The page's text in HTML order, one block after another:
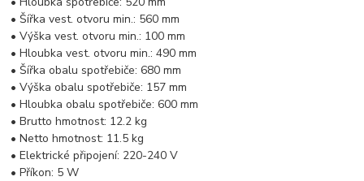
• Šířka vest. otvoru min.: 560 mm
• Výška vest. otvoru min.: 100 mm
• Hloubka vest. otvoru min.: 490 mm
• Šířka obalu spotřebiče: 680 mm
• Výška obalu spotřebiče: 157 mm
• Hloubka obalu spotřebiče: 600 mm
• Brutto hmotnost: 12.2 kg
• Netto hmotnost: 11.5 kg
• Elektrické připojení: 220-240 V
• Příkon: 5 W